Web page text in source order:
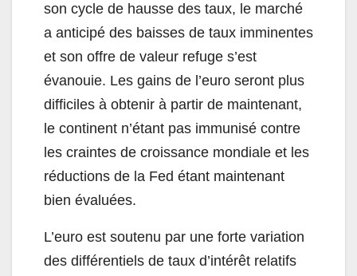
son cycle de hausse des taux, le marché
a anticipé des baisses de taux imminentes
et son offre de valeur refuge s’est
évanouie. Les gains de l’euro seront plus
difficiles à obtenir à partir de maintenant,
le continent n’étant pas immunisé contre
les craintes de croissance mondiale et les
réductions de la Fed étant maintenant
bien évaluées.
L’euro est soutenu par une forte variation
des différentiels de taux d’intérêt relatifs